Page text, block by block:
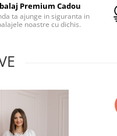
Premium Cadou
ta ajunge in siguranta in
noastre cu dichis.